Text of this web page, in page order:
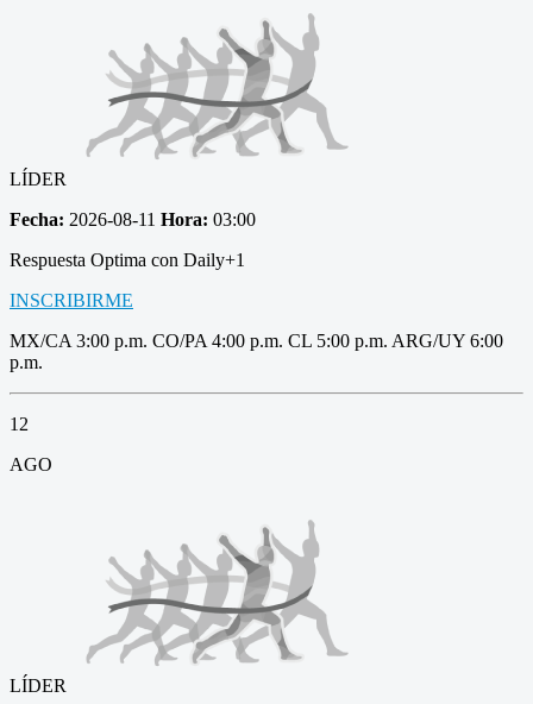
LÍDER
Fecha: 2026-08-11 Hora: 03:00
Respuesta Optima con Daily+1
INSCRIBIRME
MX/CA 3:00 p.m. CO/PA 4:00 p.m. CL 5:00 p.m. ARG/UY 6:00
p.m.
12
AGO
LÍDER